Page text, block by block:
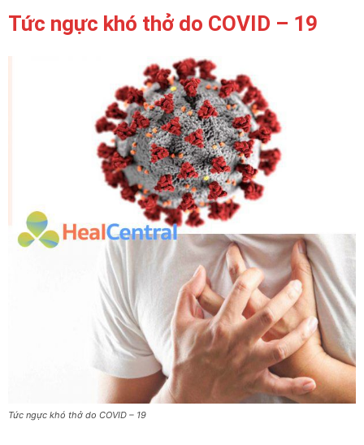
Tức ngực khó thở do COVID – 19
Tức ngực khó thở do COVID – 19